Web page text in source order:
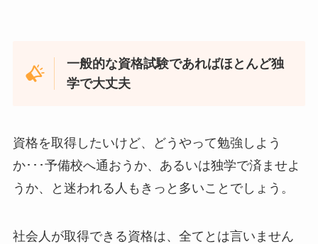
一般的な資格試験であればほとんど独
学で大丈夫
資格を取得したいけど、どうやって勉強しよう
か･･･予備校へ通おうか、あるいは独学で済ませよ
うか、と迷われる人もきっと多いことでしょう。
社会人が取得できる資格は、全てとは言いません